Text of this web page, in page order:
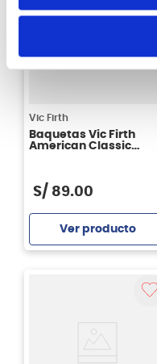
Vic Firth
Baquetas Vic Firth
American Classic
S/ 89.00
Ver producto